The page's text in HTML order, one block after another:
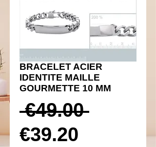
BRACELET ACIER
IDENTITE MAILLE
GOURMETTE 10 MM
€49.00 Prix
original
€39.20